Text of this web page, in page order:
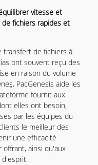
vitesse et
fichiers rapides et
transfert de fichiers à
ont souvent reçu des
en raison du volume
PacGenesis aide les
fournit aux
elles ont besoin,
par les équipes du
le meilleur des
une efficacité
ainsi qu'aux
d'esprit.